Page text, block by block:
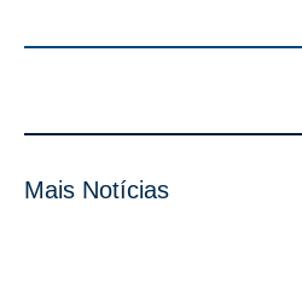
Mais Notícias